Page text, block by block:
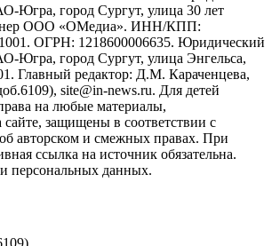
Югра, город Сургут, улица 30 лет
ООО «ОМедиа». ИНН/КПП:
ОГРН: 1218600006635. Юридический
Югра, город Сургут, улица Энгельса,
Главный редактор: Д.М. Караченцева,
site@in-news.ru. Для детей
на любые материалы,
защищены в соответствии с
об авторском и смежных правах. При
ссылка на источник обязательна.
персональных данных.